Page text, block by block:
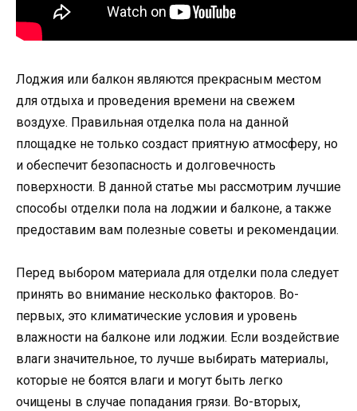
Лоджия или балкон являются прекрасным местом
для отдыха и проведения времени на свежем
воздухе. Правильная отделка пола на данной
площадке не только создаст приятную атмосферу, но
и обеспечит безопасность и долговечность
поверхности. В данной статье мы рассмотрим лучшие
способы отделки пола на лоджии и балконе, а также
предоставим вам полезные советы и рекомендации.
Перед выбором материала для отделки пола следует
принять во внимание несколько факторов. Во-
первых, это климатические условия и уровень
влажности на балконе или лоджии. Если воздействие
влаги значительное, то лучше выбирать материалы,
которые не боятся влаги и могут быть легко
очищены в случае попадания грязи. Во-вторых,